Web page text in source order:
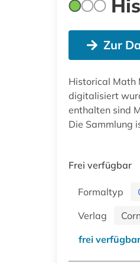
Zur
Historical Math
digitalisiert
enthalten sind
Die Sammlung
Frei verfügbar
Formaltyp
Verlag
frei verfügbar